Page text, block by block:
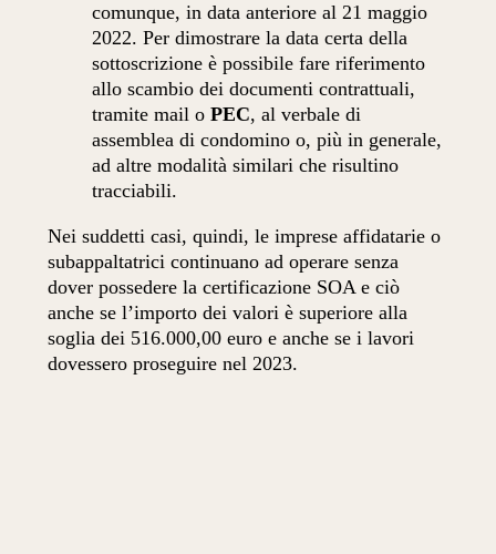
comunque, in data anteriore al 21 maggio
2022. Per dimostrare la data certa della
sottoscrizione è possibile fare riferimento
allo scambio dei documenti contrattuali,
tramite mail oPEC, al verbale di
assemblea di condomino o, più in generale,
ad altre modalità similari che risultino
tracciabili.
Nei suddetti casi, quindi, le imprese affidatarie o
subappaltatrici continuano ad operare senza
dover possedere la certificazione SOA e ciò
anche se l’importo dei valori è superiore alla
soglia dei 516.000,00 euro e anche se i lavori
dovessero proseguire nel 2023.